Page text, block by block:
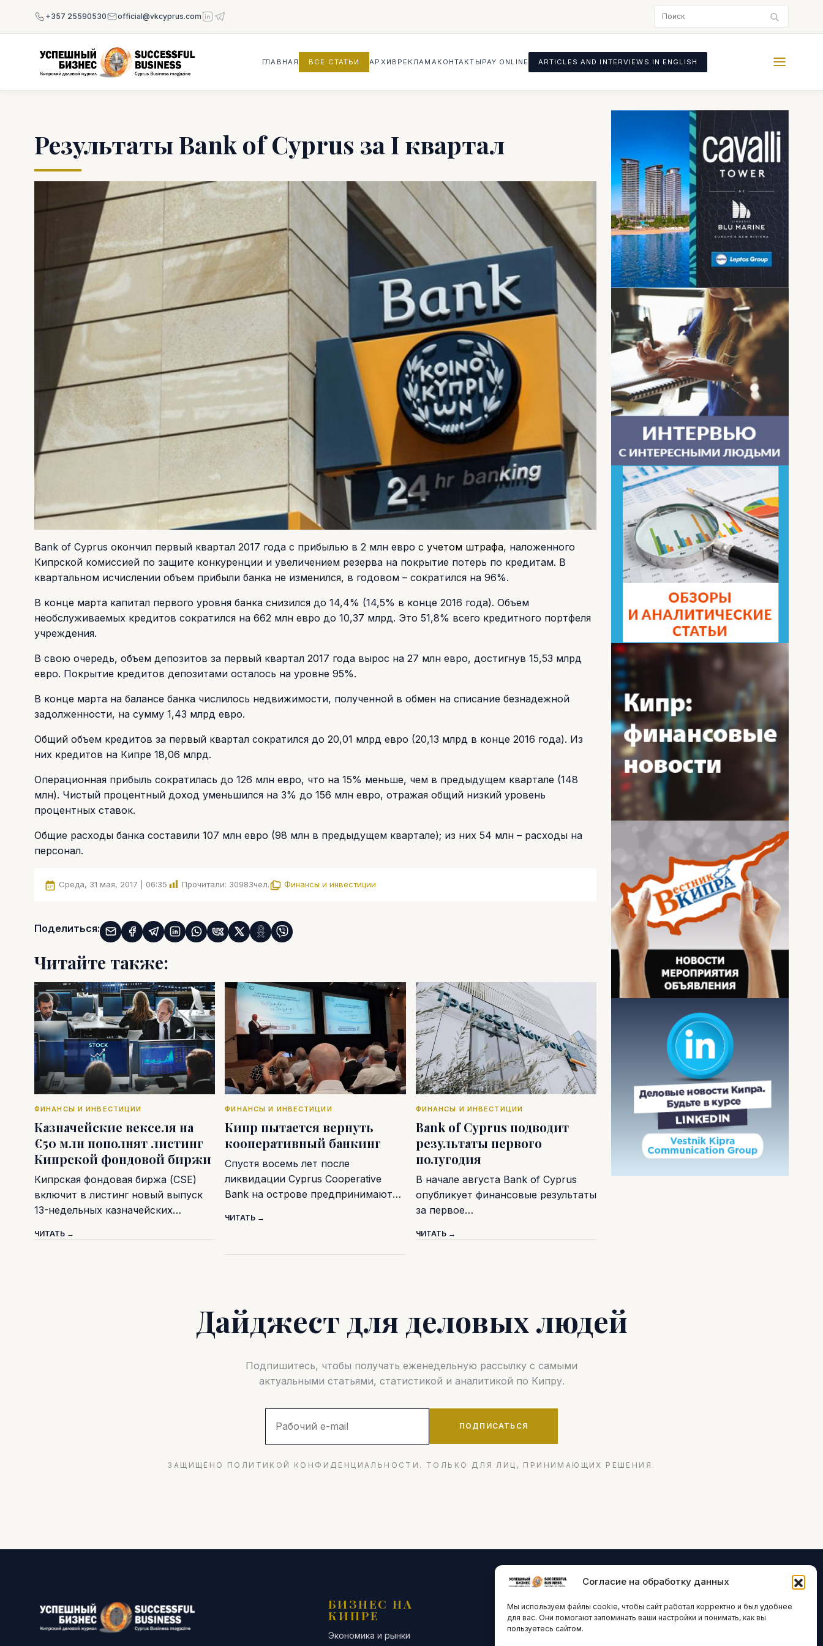
Согласие на обработку данных
Мы используем файлы cookie, чтобы сайт работал корректно и был удобнее
для вас. Они помогают запоминать ваши настройки и понимать, как вы
пользуетесь сайтом.
+357 25590530 official@vkcyprus.com
ГЛАВНАЯ ВСЕ СТАТЬИ АРХИВ РЕКЛАМА КОНТАКТЫ PAY ONLINE ARTICLES AND INTERVIEWS IN ENGLISH
Результаты Bank of Cyprus за I квартал
Bank of Cyprus окончил первый квартал 2017 года с прибылью в 2 млн евро с учетом штрафа, наложенного
Кипрской комиссией по защите конкуренции и увеличением резерва на покрытие потерь по кредитам. В
квартальном исчислении объем прибыли банка не изменился, в годовом – сократился на 96%.
В конце марта капитал первого уровня банка снизился до 14,4% (14,5% в конце 2016 года). Объем
необслуживаемых кредитов сократился на 662 млн евро до 10,37 млрд. Это 51,8% всего кредитного портфеля
учреждения.
В свою очередь, объем депозитов за первый квартал 2017 года вырос на 27 млн евро, достигнув 15,53 млрд
евро. Покрытие кредитов депозитами осталось на уровне 95%.
В конце марта на балансе банка числилось недвижимости, полученной в обмен на списание безнадежной
задолженности, на сумму 1,43 млрд евро.
Общий объем кредитов за первый квартал сократился до 20,01 млрд евро (20,13 млрд в конце 2016 года). Из
них кредитов на Кипре 18,06 млрд.
Операционная прибыль сократилась до 126 млн евро, что на 15% меньше, чем в предыдущем квартале (148
млн). Чистый процентный доход уменьшился на 3% до 156 млн евро, отражая общий низкий уровень
процентных ставок.
Общие расходы банка составили 107 млн евро (98 млн в предыдущем квартале); из них 54 млн – расходы на
персонал.
Среда, 31 мая, 2017 | 06:35 Прочитали: 30983чел. Финансы и инвестиции
Поделиться:
Читайте также:
ФИНАНСЫ И ИНВЕСТИЦИИ
Казначейские векселя на
€50 млн пополнят листинг
Кипрской фондовой биржи
Кипрская фондовая биржа (CSE)
включит в листинг новый выпуск
13-недельных казначейских…
ЧИТАТЬ →
ФИНАНСЫ И ИНВЕСТИЦИИ
Кипр пытается вернуть
кооперативный банкинг
Спустя восемь лет после
ликвидации Cyprus Cooperative
Bank на острове предпринимают…
ЧИТАТЬ →
ФИНАНСЫ И ИНВЕСТИЦИИ
Bank of Cyprus подводит
результаты первого
полугодия
В начале августа Bank of Cyprus
опубликует финансовые результаты
за первое…
ЧИТАТЬ →
Дайджест для деловых людей
Подпишитесь, чтобы получать еженедельную рассылку с самыми
актуальными статьями, статистикой и аналитикой по Кипру.
ПОДПИСАТЬСЯ
ЗАЩИЩЕНО ПОЛИТИКОЙ КОНФИДЕНЦИАЛЬНОСТИ. ТОЛЬКО ДЛЯ ЛИЦ, ПРИНИМАЮЩИХ РЕШЕНИЯ.
БИЗНЕС НА
КИПРЕ
Экономика и рынки
ТЕХНОЛОГИИ И
ИННОВАЦИИ
Стартапы и исследования
ARTICLES IN
ENGLISH